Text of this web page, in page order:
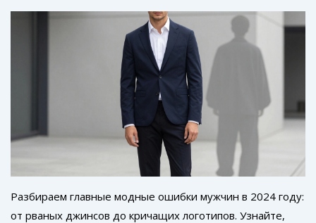
Разбираем главные модные ошибки мужчин в 2024 году:
от рваных джинсов до кричащих логотипов. Узнайте,